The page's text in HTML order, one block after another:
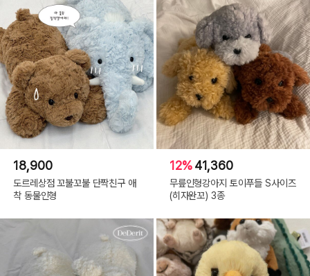
18,900
도르레상점 꼬불꼬불 단짝친구 애
착 동물인형
12%41,360
무릎인형강아지 토이푸들 S사이즈
(히자완꼬) 3종